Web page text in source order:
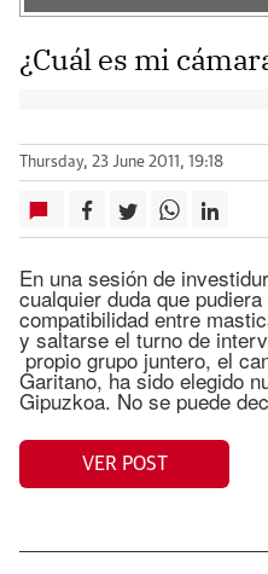
¿Cuál es mi
Thursday, 23 June 2011, 19:18
En una sesión de
cualquier duda que
compatibilidad entre
y saltarse el turno de
propio grupo juntero, el
Garitano, ha sido elegido
Gipuzkoa. No se puede
VER POST